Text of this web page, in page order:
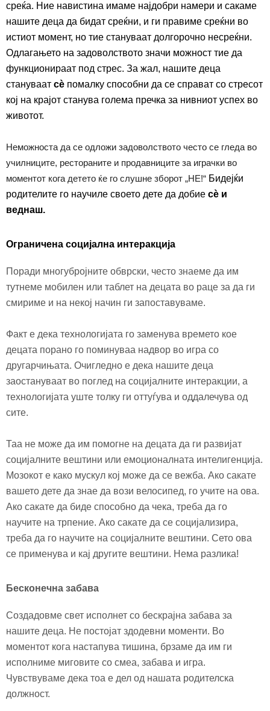
среќа. Ние навистина имаме најдобри намери и сакаме
нашите деца да бидат среќни, и ги правиме среќни во
истиот момент, но тие стануваат долгорочно несреќни.
Одлагањето на задоволството значи можност тие да
функционираат под стрес. За жал, нашите деца
стануваат сѐ помалку способни да се справат со стресот
кој на крајот станува голема пречка за нивниот успех во
животот.
Неможноста да се одложи задоволството често се гледа во
училниците, рестораните и продавниците за играчки во
моментот кога детето ќе го слушне зборот „НЕ!“ Бидејќи
родителите го научиле своето дете да добие сѐ и
веднаш.
Ограничена социјална интеракција
Поради многубројните обврски, често знаеме да им
тутнеме мобилен или таблет на децата во раце за да ги
смириме и на некој начин ги запоставуваме.
Факт е дека технологијата го заменува времето кое
децата порано го поминуваа надвор во игра со
другарчињата. Очигледно е дека нашите деца
заостануваат во поглед на социјалните интеракции, а
технологијата уште толку ги оттуѓува и оддалечува од
сите.
Таа не може да им помогне на децата да ги развијат
социјалните вештини или емоционалната интелигенција.
Мозокот е како мускул кој може да се вежба. Ако сакате
вашето дете да знае да вози велосипед, го учите на ова.
Ако сакате да биде способно да чека, треба да го
научите на трпение. Ако сакате да се социјализира,
треба да го научите на социјалните вештини. Сето ова
се применува и кај другите вештини. Нема разлика!
Бесконечна забава
Создадовме свет исполнет со бескрајна забава за
нашите деца. Не постојат здодевни моменти. Во
моментот кога настапува тишина, брзаме да им ги
исполниме миговите со смеа, забава и игра.
Чувствуваме дека тоа е дел од нашата родителска
должност.